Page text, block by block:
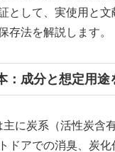
として、実使用と
存法を解説します。
：成分と想定用途
に炭系（活性炭含
ドアでの消臭、炭